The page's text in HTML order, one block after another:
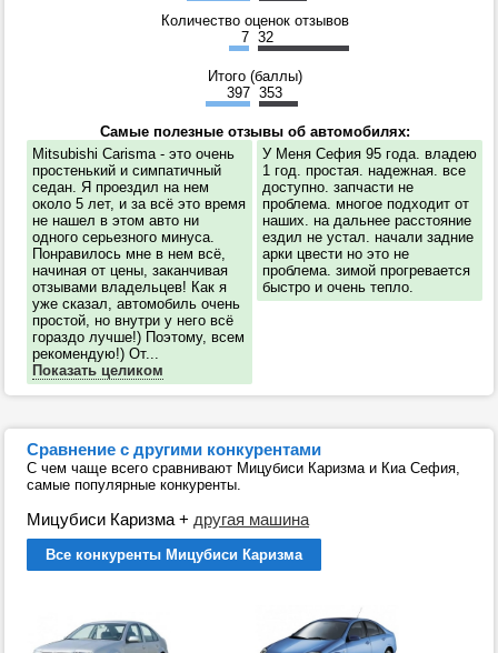
Количество оценок отзывов
7 32
Итого (баллы)
397 353
Самые полезные отзывы об автомобилях:
Mitsubishi Carisma - это очень
простенький и симпатичный
седан. Я проездил на нем
около 5 лет, и за всё это время
не нашел в этом авто ни
одного серьезного минуса.
Понравилось мне в нем всё,
начиная от цены, заканчивая
отзывами владельцев! Как я
уже сказал, автомобиль очень
простой, но внутри у него всё
гораздо лучше!) Поэтому, всем
рекомендую!) От...
Показать целиком
У Меня Сефия 95 года. владею
1 год. простая. надежная. все
доступно. запчасти не
проблема. многое подходит от
наших. на дальнее расстояние
ездил не устал. начали задние
арки цвести но это не
проблема. зимой прогревается
быстро и очень тепло.
Сравнение с другими конкурентами
С чем чаще всего сравнивают Мицубиси Каризма и Киа Сефия,
самые популярные конкуренты.
Мицубиси Каризма + другая машина
Все конкуренты Мицубиси Каризма